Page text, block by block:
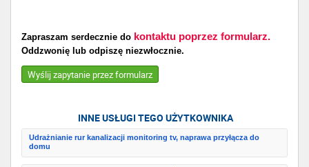
Zapraszam serdecznie do kontaktu poprzez formularz.
Oddzwonię lub odpiszę niezwłocznie.
Wyślij zapytanie przez formularz
INNE USŁUGI TEGO UŻYTKOWNIKA
Udrażnianie rur kanalizacji monitoring tv, naprawa przyłącza do
domu